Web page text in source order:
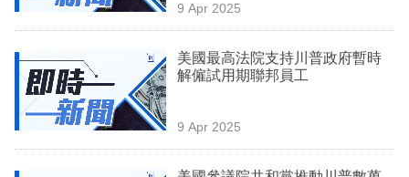
訂
閱
9 Apr 2025
美國最高法院支持川普政府暫時
解僱試用期聯邦員工
9 Apr 2025